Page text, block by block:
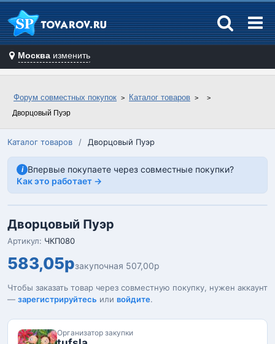
Москва изменить
Форум совместных покупок Каталог товаров
Дворцовый Пуэр
Каталог товаров / Дворцовый Пуэр
i Впервые покупаете через совместные покупки?
Как это работает →
Дворцовый Пуэр
Артикул: ЧКП080
583,05рзакупочная 507,00р
Чтобы заказать товар через совместную покупку, нужен аккаунт
— зарегистрируйтесь или войдите.
Организатор закупки